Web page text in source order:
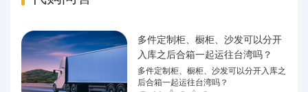
多件定制柜、橱柜、沙发可以分开
入库之后合箱一起运往台湾吗？
多件定制柜、橱柜、沙发可以分开入库之
后合箱一起运往台湾吗？